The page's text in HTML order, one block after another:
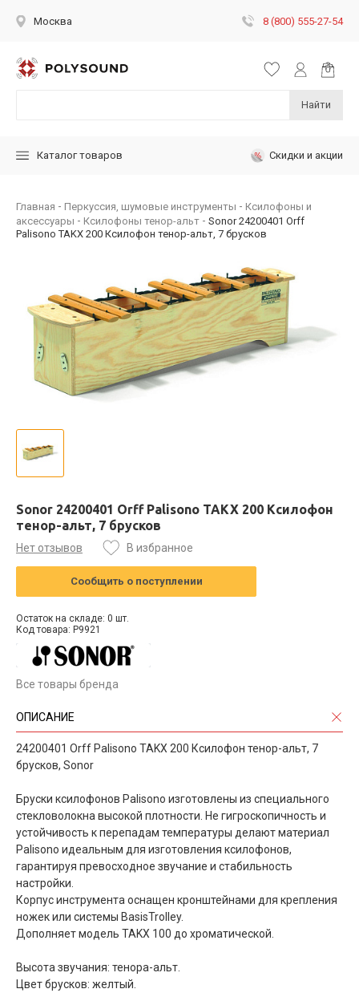
Москва 8 (800) 555-27-54
Найти
Каталог товаров Скидки и акции
Главная Перкуссия, шумовые инструменты
Ксилофоны и
аксессуары
Ксилофоны тенор-альт
Sonor 24200401 Orff
Palisono TAKX 200 Ксилофон тенор-альт, 7 брусков
Sonor 24200401 Orff Palisono TAKX 200 Ксилофон
тенор-альт, 7 брусков
Нет отзывов В избранное
Сообщить о поступлении
Остаток на складе: 0 шт.
Код товара: P9921
Все товары бренда
ОПИСАНИЕ
24200401 Orff Palisono TAKX 200 Ксилофон тенор-альт, 7
брусков, Sonor
Бруски ксилофонов Palisono изготовлены из специального
стекловолокна высокой плотности. Не гигроскопичность и
устойчивость к перепадам температуры делают материал
Palisono идеальным для изготовления ксилофонов,
гарантируя превосходное звучание и стабильность
настройки.
Корпус инструмента оснащен кронштейнами для крепления
ножек или системы BasisTrolley.
Дополняет модель TAKX 100 до хроматической.
Высота звучания: тенора-альт.
Цвет брусков: желтый.